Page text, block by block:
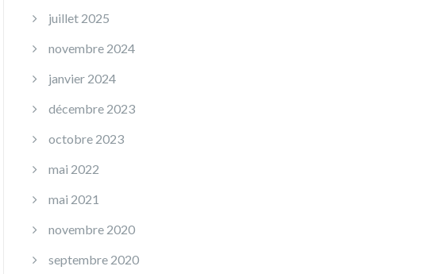
juillet 2025
novembre 2024
janvier 2024
décembre 2023
octobre 2023
mai 2022
mai 2021
novembre 2020
septembre 2020